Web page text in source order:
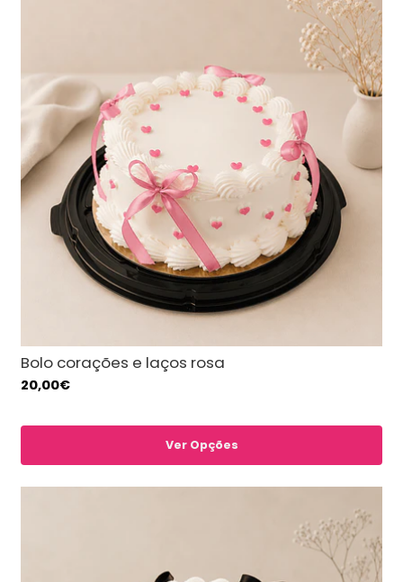
Bolo corações e laços rosa
20,00€
Ver Opções